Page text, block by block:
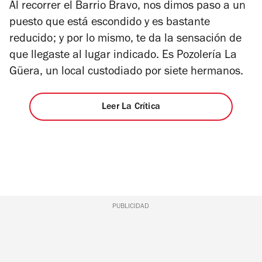
estrellas
Al recorrer el Barrio Bravo, nos dimos paso a un
puesto que está escondido y es bastante
reducido; y por lo mismo, te da la sensación de
que llegaste al lugar indicado. Es Pozolería La
Güera, un local custodiado por siete hermanos.
Leer La Crítica
PUBLICIDAD